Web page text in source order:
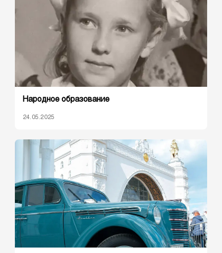
Народное образование
24.05.2025